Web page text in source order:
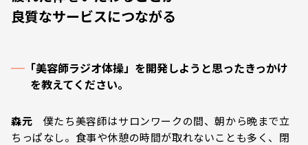
良質なサービスにつながる
｢美容師ラジオ体操」を開発しようと思ったきっかけ
を教えてください。
森元 僕たち美容師はサロンワークの間、朝から晩まで立
ちっぱなし。食事や休憩の時間が取れないことも多く、閉